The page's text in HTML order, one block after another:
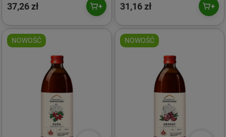
37,26 zł 31,16 zł
NOWOŚĆ NOWOŚĆ